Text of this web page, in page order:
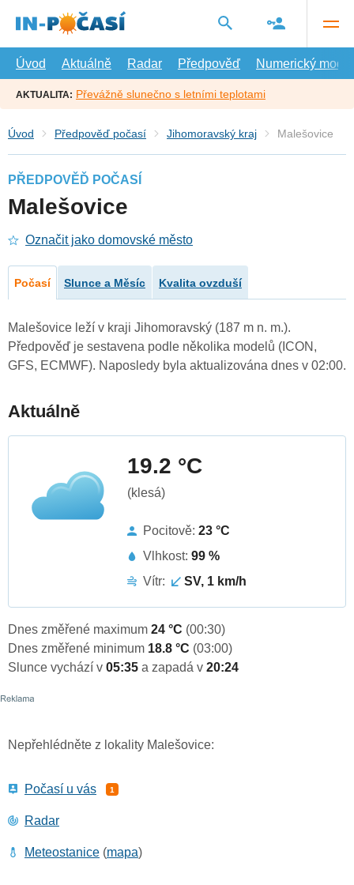
hlavní
Úvod
Aktuálně Radar Předpověď Numerický model
AKTUALITA: Převážně slunečno s letními teplotami
Úvod Předpověď počasí Jihomoravský kraj Malešovice
PŘEDPOVĚĎ POČASÍ
Malešovice
Označit jako domovské město
Počasí Slunce a Měsíc Kvalita ovzduší
Malešovice leží v kraji Jihomoravský (187 m n. m.).
Předpověď je sestavena podle několika modelů (ICON,
GFS, ECMWF). Naposledy byla aktualizována dnes v 02:00.
Aktuálně
19.2 °C
(klesá)
Pocitově: 23 °C
Vlhkost: 99 %
Vítr:
SV, 1 km/h
Dnes změřené maximum 24 °C (00:30)
Dnes změřené minimum 18.8 °C (03:00)
Slunce vychází v 05:35 a zapadá v 20:24
Nepřehlédněte z lokality Malešovice:
Počasí u vás 1
Radar
Meteostanice (mapa)